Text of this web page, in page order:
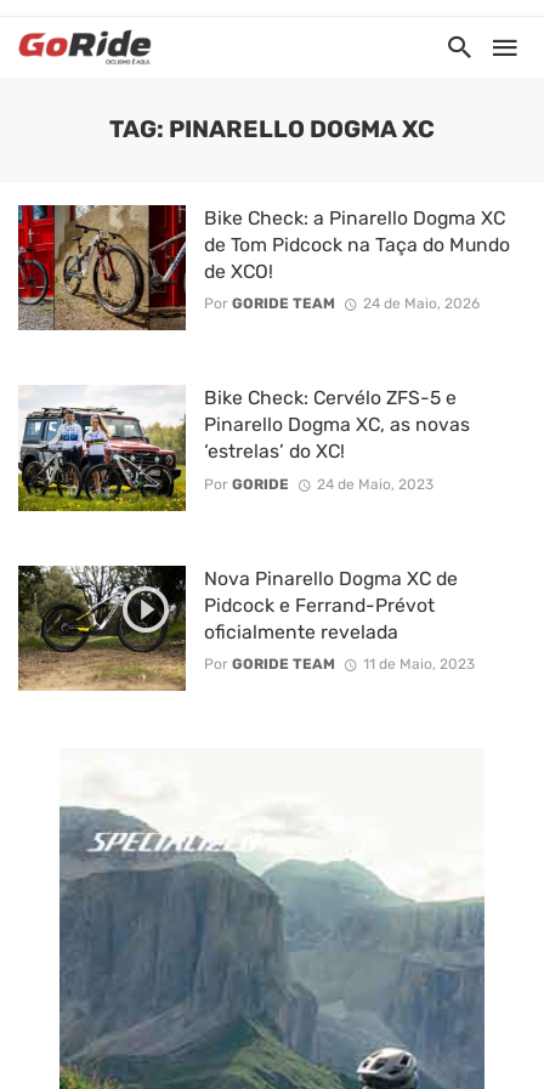
TAG: PINARELLO DOGMA XC
Bike Check: a Pinarello Dogma XC
de Tom Pidcock na Taça do Mundo
de XCO!
Por GORIDE TEAM 24 de Maio, 2026
Bike Check: Cervélo ZFS-5 e
Pinarello Dogma XC, as novas
‘estrelas’ do XC!
Por GORIDE 24 de Maio, 2023
Nova Pinarello Dogma XC de
Pidcock e Ferrand-Prévot
oficialmente revelada
Por GORIDE TEAM 11 de Maio, 2023